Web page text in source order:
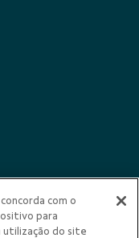
com o
para
utilização do site